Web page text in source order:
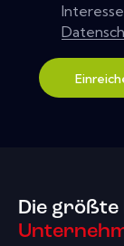
Die